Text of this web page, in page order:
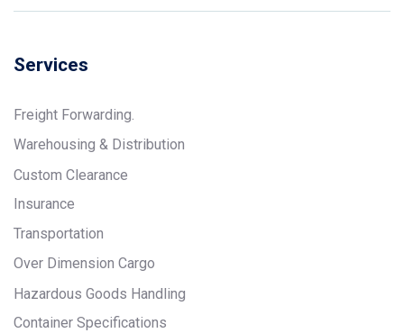
Services
Freight Forwarding.
Warehousing & Distribution
Custom Clearance
Insurance
Transportation
Over Dimension Cargo
Hazardous Goods Handling
Container Specifications